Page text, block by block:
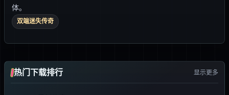
体。
双端迷失传奇
热门下载排行 显示更多